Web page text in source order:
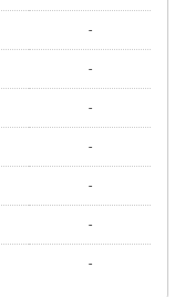
-
-
-
-
-
-
-